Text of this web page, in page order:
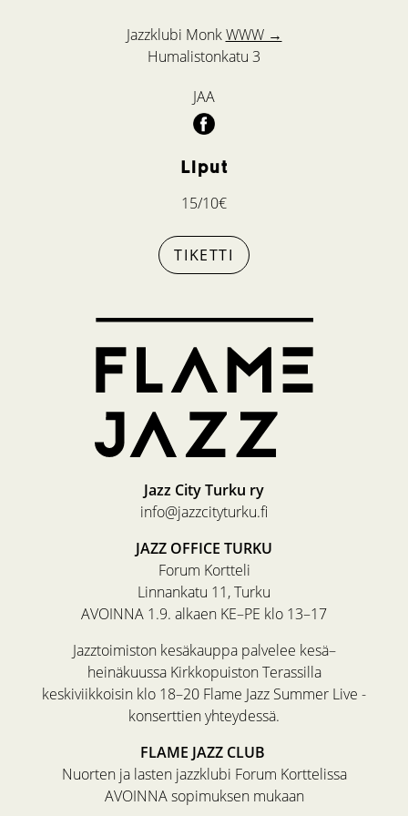
Jazzklubi MonkWWW →
Humalistonkatu 3
JAA
Liput
15/10€
TIKETTI
Jazz City Turku ry
info@jazzcityturku.fi
JAZZ OFFICE TURKU
Forum Kortteli
Linnankatu 11, Turku
AVOINNA 1.9. alkaen KE–PE klo 13–17
Jazztoimiston kesäkauppa palvelee kesä–
heinäkuussa Kirkkopuiston Terassilla
keskiviikkoisin klo 18–20 Flame Jazz Summer Live -
konserttien yhteydessä.
FLAME JAZZ CLUB
Nuorten ja lasten jazzklubi Forum Korttelissa
AVOINNA sopimuksen mukaan